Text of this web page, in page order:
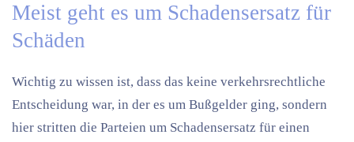
Meist geht es um Schadensersatz für
Schäden
Wichtig zu wissen ist, dass das keine verkehrsrechtliche
Entscheidung war, in der es um Bußgelder ging, sondern
hier stritten die Parteien um Schadensersatz für einen